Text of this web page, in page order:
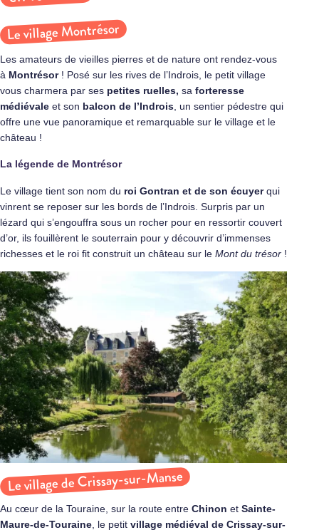
Le village Montrésor
Les amateurs de vieilles pierres et de nature ont rendez-vous
à Montrésor ! Posé sur les rives de l’Indrois, le petit village
vous charmera par ses petites ruelles, sa forteresse
médiévale et son balcon de l’Indrois , un sentier pédestre qui
offre une vue panoramique et remarquable sur le village et le
château !
La légende de Montrésor
Le village tient son nom du roi Gontran et de son écuyerqui
vinrent se reposer sur les bords de l’Indrois. Surpris par un
lézard qui s’engouffra sous un rocher pour en ressortir couvert
d’or, ils fouillèrent le souterrain pour y découvrir d’immenses
richesses et le roi fit construit un château sur le Mont du trésor !
Le village de Crissay-sur-Manse
Au cœur de la Touraine, sur la route entre Chinon et Sainte-
Maure-de-Touraine , le petit village médiéval de Crissay-sur-